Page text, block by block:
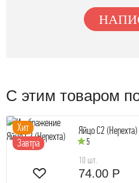
С этим товаром
Хит
Завтра
5
Яйцо С2 (Нерехта)
10 шт.
74.00 Р